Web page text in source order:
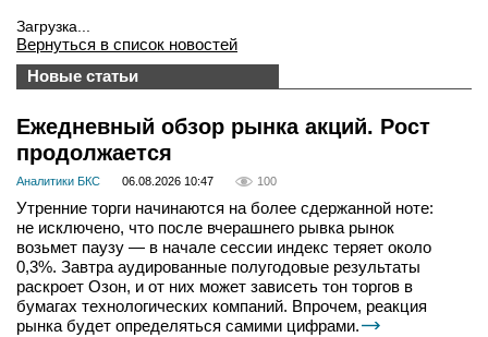
Загрузка...
Вернуться в список новостей
Новые статьи
Ежедневный обзор рынка акций. Рост
продолжается
Аналитики БКС 06.08.2026 10:47 100
Утренние торги начинаются на более сдержанной ноте:
не исключено, что после вчерашнего рывка рынок
возьмет паузу — в начале сессии индекс теряет около
0,3%. Завтра аудированные полугодовые результаты
раскроет Озон, и от них может зависеть тон торгов в
бумагах технологических компаний. Впрочем, реакция
рынка будет определяться самими цифрами.